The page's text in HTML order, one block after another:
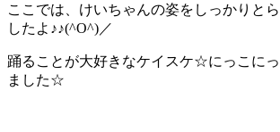
ここでは、けいちゃんの姿をしっかりと
したよ♪♪(^O^)／
踊ることが大好きなケイスケ☆にっこに
ました☆